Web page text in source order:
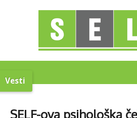
Vesti
SELF-ova psihološka